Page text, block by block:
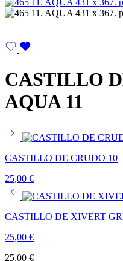
CASTILLO
AQUA 11
CASTILLO DE CRUDO 10
25,00 €
CASTILLO DE XIVERT
25,00 €
25,00 €